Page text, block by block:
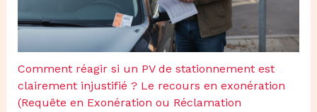
Comment réagir si un PV de stationnement est
clairement injustifié ? Le recours en exonération
(Requête en Exonération ou Réclamation